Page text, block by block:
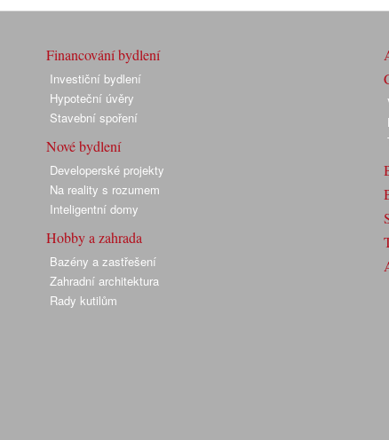
Financování bydlení
Investiční bydlení
Hypoteční úvěry
Stavební spoření
Nové bydlení
Developerské projekty
Na reality s rozumem
Inteligentní domy
Hobby a zahrada
Bazény a zastřešení
Zahradní architektura
Rady kutilům